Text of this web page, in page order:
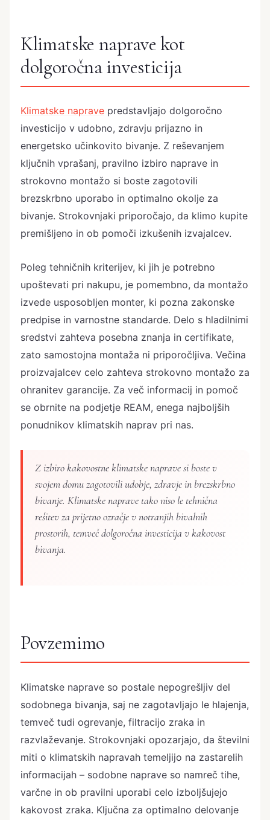
Klimatske naprave kot
dolgoročna investicija
Klimatske naprave predstavljajo dolgoročno
investicijo v udobno, zdravju prijazno in
energetsko učinkovito bivanje. Z reševanjem
ključnih vprašanj, pravilno izbiro naprave in
strokovno montažo si boste zagotovili
brezskrbno uporabo in optimalno okolje za
bivanje. Strokovnjaki priporočajo, da klimo kupite
premišljeno in ob pomoči izkušenih izvajalcev.
Poleg tehničnih kriterijev, ki jih je potrebno
upoštevati pri nakupu, je pomembno, da montažo
izvede usposobljen monter, ki pozna zakonske
predpise in varnostne standarde. Delo s hladilnimi
sredstvi zahteva posebna znanja in certifikate,
zato samostojna montaža ni priporočljiva. Večina
proizvajalcev celo zahteva strokovno montažo za
ohranitev garancije. Za več informacij in pomoč
se obrnite na podjetje REAM, enega najboljših
ponudnikov klimatskih naprav pri nas.
Z izbiro kakovostne klimatske naprave si boste v
svojem domu zagotovili udobje, zdravje in brezskrbno
bivanje. Klimatske naprave tako niso le tehnična
rešitev za prijetno ozračje v notranjih bivalnih
prostorih, temveč dolgoročna investicija v kakovost
bivanja.
Povzemimo
Klimatske naprave so postale nepogrešljiv del
sodobnega bivanja, saj ne zagotavljajo le hlajenja,
temveč tudi ogrevanje, filtracijo zraka in
razvlaževanje. Strokovnjaki opozarjajo, da številni
miti o klimatskih napravah temeljijo na zastarelih
informacijah – sodobne naprave so namreč tihe,
varčne in ob pravilni uporabi celo izboljšujejo
kakovost zraka. Ključna za optimalno delovanje